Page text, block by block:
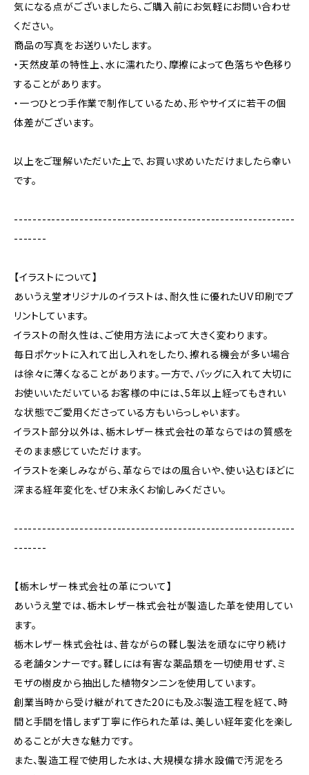
気になる点がございましたら、ご購入前にお気軽にお問い合わせ
ください。
商品の写真をお送りいたします。
・天然皮革の特性上、水に濡れたり、摩擦によって色落ちや色移り
することがあります。
・一つひとつ手作業で制作しているため、形やサイズに若干の個
体差がございます。
以上をご理解いただいた上で、お買い求めいただけましたら幸い
です。
------------------------------------------------------------
-------
【イラストについて】
あいうえ堂オリジナルのイラストは、耐久性に優れたUV印刷でプ
リントしています。
イラストの耐久性は、ご使用方法によって大きく変わります。
毎日ポケットに入れて出し入れをしたり、擦れる機会が多い場合
は徐々に薄くなることがあります。一方で、バッグに入れて大切に
お使いいただいているお客様の中には、5年以上経ってもきれい
な状態でご愛用くださっている方もいらっしゃいます。
イラスト部分以外は、栃木レザー株式会社の革ならではの質感を
そのまま感じていただけます。
イラストを楽しみながら、革ならではの風合いや、使い込むほどに
深まる経年変化を、ぜひ末永くお愉しみください。
------------------------------------------------------------
-------
【栃木レザー株式会社の革について】
あいうえ堂では、栃木レザー株式会社が製造した革を使用してい
ます。
栃木レザー株式会社は、昔ながらの鞣し製法を頑なに守り続け
る老舗タンナーです。鞣しには有害な薬品類を一切使用せず、ミ
モザの樹皮から抽出した植物タンニンを使用しています。
創業当時から受け継がれてきた20にも及ぶ製造工程を経て、時
間と手間を惜しまず丁寧に作られた革は、美しい経年変化を楽し
めることが大きな魅力です。
また、製造工程で使用した水は、大規模な排水設備で汚泥をろ